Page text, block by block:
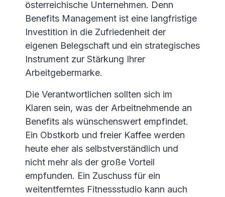
österreichische Unternehmen. Denn
Benefits Management ist eine langfristige
Investition in die Zufriedenheit der
eigenen Belegschaft und ein strategisches
Instrument zur Stärkung Ihrer
Arbeitgebermarke.
Die Verantwortlichen sollten sich im
Klaren sein, was der Arbeitnehmende an
Benefits als wünschenswert empfindet.
Ein Obstkorb und freier Kaffee werden
heute eher als selbstverständlich und
nicht mehr als der große Vorteil
empfunden. Ein Zuschuss für ein
weitentferntes Fitnessstudio kann auch